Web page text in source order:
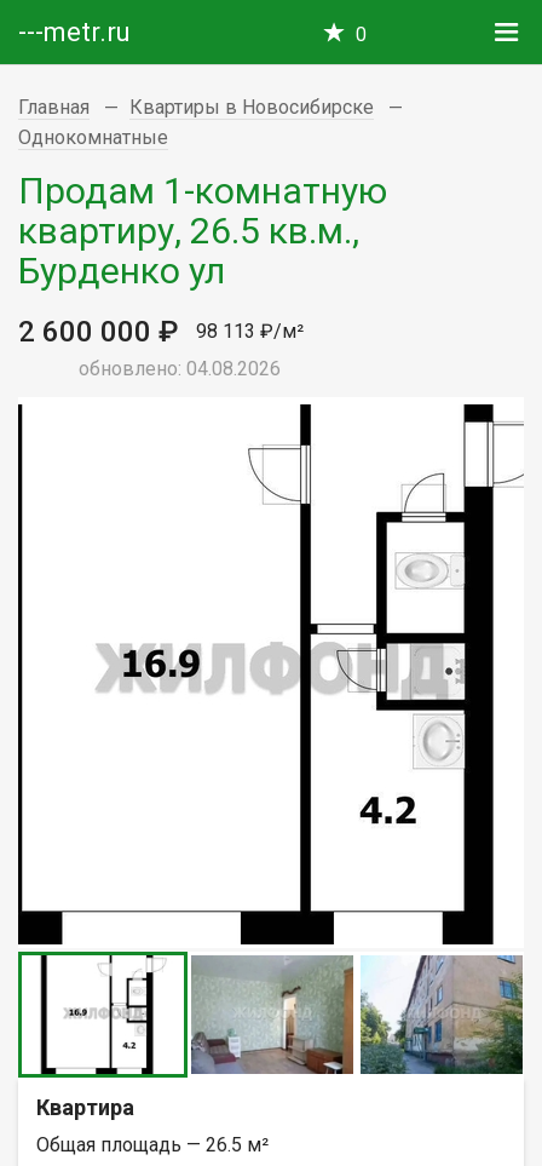
---metr.ru 0
Главная
Квартиры в Новосибирске
Однокомнатные
Продам 1-комнатную
квартиру, 26.5 кв.м.,
Бурденко ул
2 600 000 ₽
98 113 ₽/м²
обновлено: 04.08.2026
Квартира
Общая площадь — 26.5 м²